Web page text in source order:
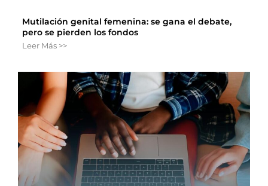
Mutilación genital femenina: se gana el debate,
pero se pierden los fondos
Leer Más >>